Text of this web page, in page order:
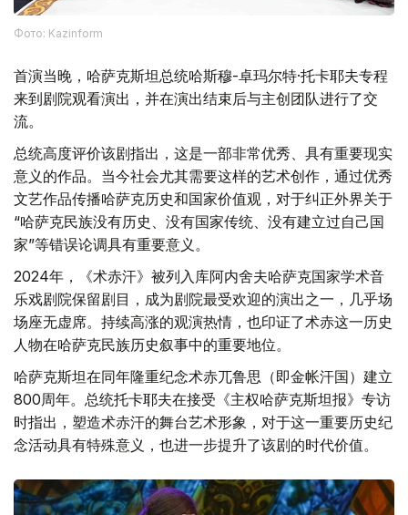
Фото: Kazinform
首演当晚，哈萨克斯坦总统哈斯穆-卓玛尔特·托卡耶夫专程
来到剧院观看演出，并在演出结束后与主创团队进行了交
流。
总统高度评价该剧指出，这是一部非常优秀、具有重要现实
意义的作品。当今社会尤其需要这样的艺术创作，通过优秀
文艺作品传播哈萨克历史和国家价值观，对于纠正外界关于
“哈萨克民族没有历史、没有国家传统、没有建立过自己国
家”等错误论调具有重要意义。
2024年，《术赤汗》被列入库阿内舍夫哈萨克国家学术音
乐戏剧院保留剧目，成为剧院最受欢迎的演出之一，几乎场
场座无虚席。持续高涨的观演热情，也印证了术赤这一历史
人物在哈萨克民族历史叙事中的重要地位。
哈萨克斯坦在同年隆重纪念术赤兀鲁思（即金帐汗国）建立
800周年。总统托卡耶夫在接受《主权哈萨克斯坦报》专访
时指出，塑造术赤汗的舞台艺术形象，对于这一重要历史纪
念活动具有特殊意义，也进一步提升了该剧的时代价值。